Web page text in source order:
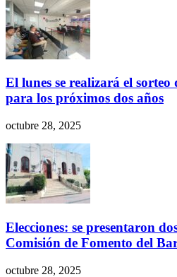
El lunes se realizará el
para los próximos dos años
octubre 28, 2025
Elecciones: se presentaron
Comisión de Fomento del
octubre 28, 2025